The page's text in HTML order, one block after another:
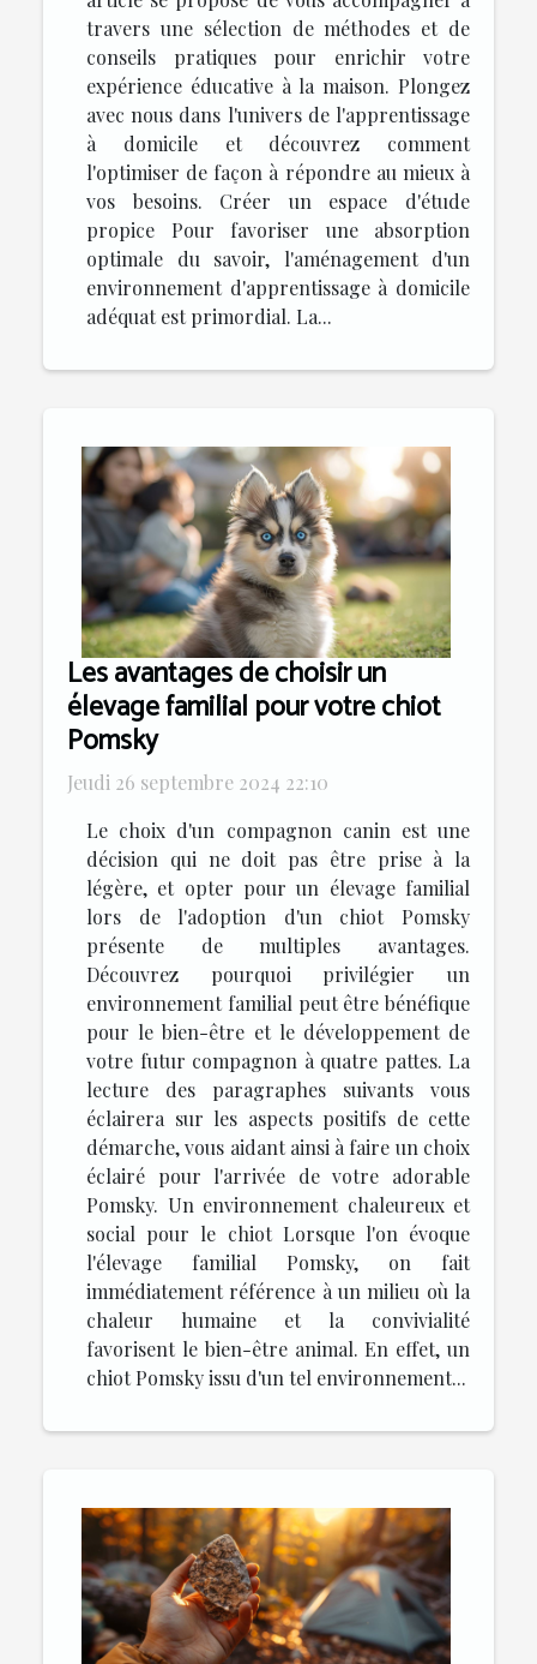
travers une sélection de méthodes et de
conseils pratiques pour enrichir votre
expérience éducative à la maison. Plongez
avec nous dans l'univers de l'apprentissage
à domicile et découvrez comment
l'optimiser de façon à répondre au mieux à
vos besoins. Créer un espace d'étude
propice Pour favoriser une absorption
optimale du savoir, l'aménagement d'un
environnement d'apprentissage à domicile
adéquat est primordial. La...
Les avantages de choisir un
élevage familial pour votre chiot
Pomsky
Jeudi 26 septembre 2024 22:10
Le choix d'un compagnon canin est une
décision qui ne doit pas être prise à la
légère, et opter pour un élevage familial
lors de l'adoption d'un chiot Pomsky
présente de multiples avantages.
Découvrez pourquoi privilégier un
environnement familial peut être bénéfique
pour le bien-être et le développement de
votre futur compagnon à quatre pattes. La
lecture des paragraphes suivants vous
éclairera sur les aspects positifs de cette
démarche, vous aidant ainsi à faire un choix
éclairé pour l'arrivée de votre adorable
Pomsky. Un environnement chaleureux et
social pour le chiot Lorsque l'on évoque
l'élevage familial Pomsky, on fait
immédiatement référence à un milieu où la
chaleur humaine et la convivialité
favorisent le bien-être animal. En effet, un
chiot Pomsky issu d'un tel environnement...